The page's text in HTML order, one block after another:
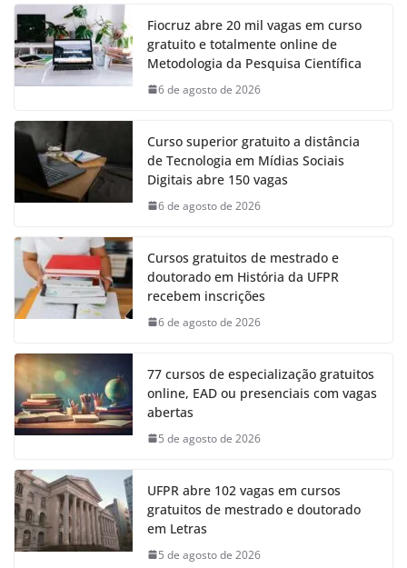
Fiocruz abre 20 mil vagas em curso
gratuito e totalmente online de
Metodologia da Pesquisa Científica
6 de agosto de 2026
Curso superior gratuito a distância
de Tecnologia em Mídias Sociais
Digitais abre 150 vagas
6 de agosto de 2026
Cursos gratuitos de mestrado e
doutorado em História da UFPR
recebem inscrições
6 de agosto de 2026
77 cursos de especialização gratuitos
online, EAD ou presenciais com vagas
abertas
5 de agosto de 2026
UFPR abre 102 vagas em cursos
gratuitos de mestrado e doutorado
em Letras
5 de agosto de 2026